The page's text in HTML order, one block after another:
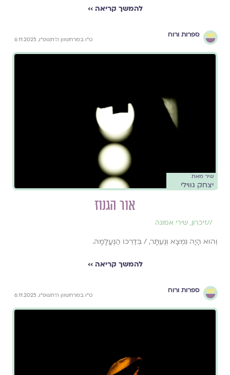
להמשך קריאה ››
ספרות ורוח
ט״ו במרחשוון ה׳תשפ״ו, 6.11.2025
שיר מאת
יצחק גווילי
אור הגנוז
//זיכרון, שירי אמונה
וְהוּא הָיָה נִמְצָא וְנֶעְתָּר, / בְּדַרְכּוֹ הַנֶּעֱלָמָהּ.
להמשך קריאה ››
ספרות ורוח
ט״ו במרחשוון ה׳תשפ״ו, 6.11.2025